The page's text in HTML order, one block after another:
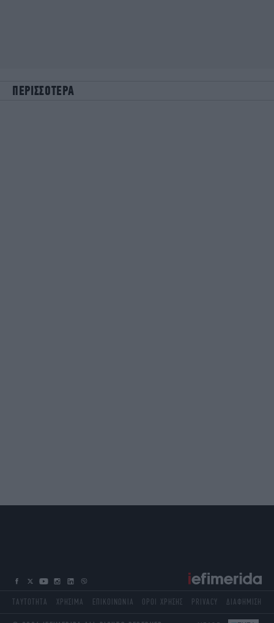
ΠΕΡΙΣΣΟΤΕΡΑ
ΤΑΥΤΟΤΗΤΑ ΧΡΗΣΙΜΑ ΕΠΙΚΟΙΝΩΝΙΑ ΟΡΟΙ ΧΡΗΣΗΣ PRIVACY ΔΙΑΦΗΜΙΣΗ